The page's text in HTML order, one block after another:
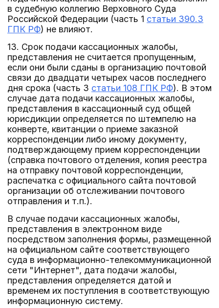
в судебную коллегию Верховного Суда
Российской Федерации (часть 1 статьи 390.3
ГПК РФ) не влияют.
13. Срок подачи кассационных жалобы,
представления не считается пропущенным,
если они были сданы в организацию почтовой
связи до двадцати четырех часов последнего
дня срока (часть 3 статьи 108 ГПК РФ). В этом
случае дата подачи кассационных жалобы,
представления в кассационный суд общей
юрисдикции определяется по штемпелю на
конверте, квитанции о приеме заказной
корреспонденции либо иному документу,
подтверждающему прием корреспонденции
(справка почтового отделения, копия реестра
на отправку почтовой корреспонденции,
распечатка с официального сайта почтовой
организации об отслеживании почтового
отправления и т.п.).
В случае подачи кассационных жалобы,
представления в электронном виде
посредством заполнения формы, размещенной
на официальном сайте соответствующего
суда в информационно-телекоммуникационной
сети "Интернет", дата подачи жалобы,
представления определяется датой и
временем их поступления в соответствующую
информационную систему.